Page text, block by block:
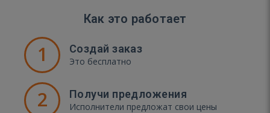
Как это работает
1 Создай заказ
Это бесплатно
2 Получи предложения
Исполнители предложат свои цены